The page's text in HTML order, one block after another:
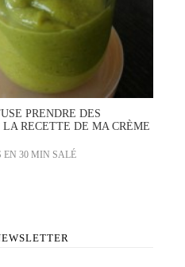
PRENDRE DES
RECETTE DE MA CRÈME
EN 30 MIN SALÉ